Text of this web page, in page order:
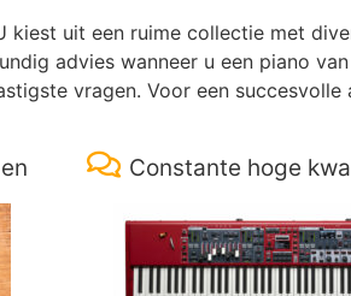
kiest uit een ruime collectie met
advies wanneer u een piano
vragen. Voor een succesvolle
Constante hoge